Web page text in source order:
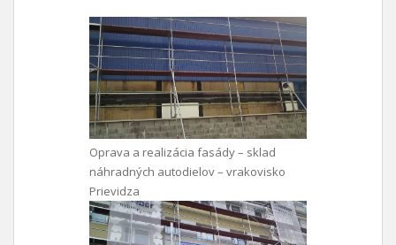
Oprava a realizácia fasády – sklad
náhradných autodielov – vrakovisko
Prievidza